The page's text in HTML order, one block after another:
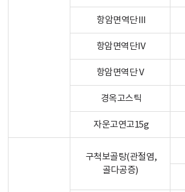
항암면역단Ⅲ
항암면역단Ⅳ
항암면역단Ⅴ
경옥고스틱
자운고연고15g
구척보골탕(관절염,
골다공증)